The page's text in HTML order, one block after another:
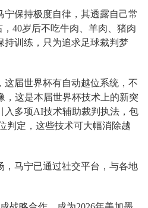
宁保持极度自律，其透露自己常
40岁后不吃牛肉、羊肉、猪肉
持训练，只为追求足球裁判梦
这届世界杯有自动越位系统，不
，这是本届世界杯技术上的新突
入多项AI技术辅助裁判执法，包
判定，这些技术可大幅消除越
，马宁已通过社交平台，与各地